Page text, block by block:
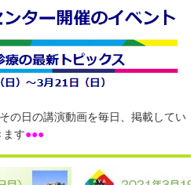
の日の講演動画を毎日、掲載してい
ます●●●